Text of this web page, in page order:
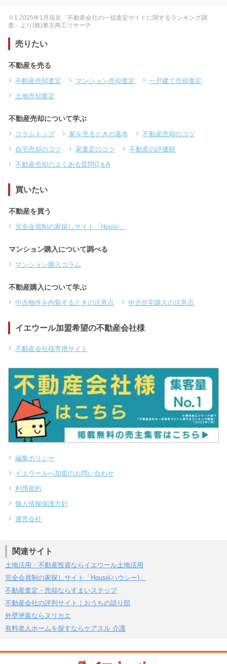
※1 2025年1月現在「不動産会社の一括査定サイトに関するランキング調
査」より(株)東京商工リサーチ
売りたい
不動産を売る
不動産売却査定 マンション売却査定
一戸建て売却査定
土地売却査定
不動産売却について学ぶ
コラムトップ 家を売るときの基本
不動産売却のコツ
自宅売却のコツ
家査定のコツ
不動産の評価額
不動産売却のよくある質問Q＆A
買いたい
不動産を買う
完全会員制の家探しサイト「Housii」
マンション購入について調べる
マンション購入コラム
不動産購入について学ぶ
中古物件を内覧するときの注意点 中古住宅購入の注意点
イエウール加盟希望の不動産会社様
不動産会社様専用サイト
編集ポリシー
イエウールへ加盟のお問い合わせ
利用規約
個人情報保護方針
運営会社
関連サイト
土地活用・不動産投資ならイエウール土地活用
完全会員制の家探しサイト「Housii(ハウシー)」
不動産査定・売却ならすまいステップ
不動産会社の評判サイト｜おうちの語り部
外壁塗装ならヌリカエ
有料老人ホームを探すならケアスル 介護